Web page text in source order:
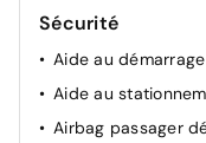
Feux AR à LED
Sécurité
Aide au
Aide au
Airbag passager